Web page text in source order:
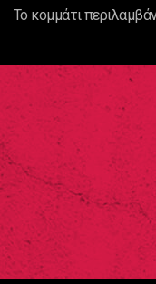
Το κομμάτι